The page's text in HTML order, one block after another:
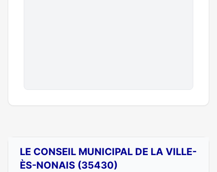
LE CONSEIL MUNICIPAL DE LA VILLE-
ÈS-NONAIS (35430)